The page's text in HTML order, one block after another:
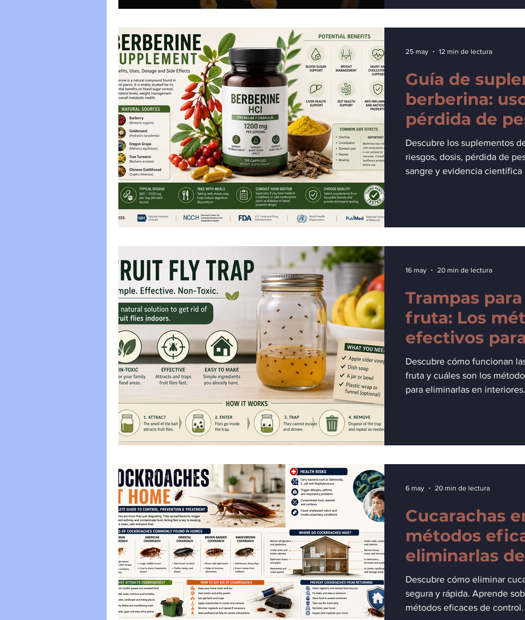
Guía de
berberina:
pérdida de
seguridad.
Descubre los suplementos
riesgos, dosis, pérdida de
sangre y evidencia científica
25 may 12 min de lectura
Trampas
fruta: Los
efectivos
moscas de la
interiores
Descubre cómo funcionan
fruta y cuáles son los
para eliminarlas en interiores.
16 may 20 min de lectura
Cucarachas
métodos
eliminarlas
y rápida.
Descubre cómo eliminar
segura y rápida. Aprende
métodos eficaces de control.
6 may 20 min de lectura